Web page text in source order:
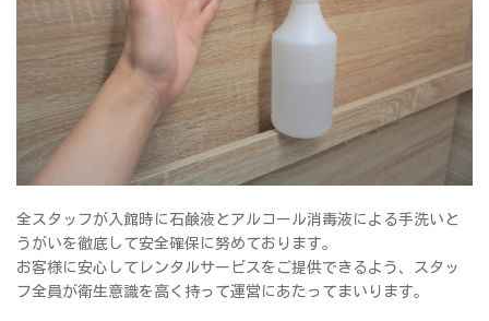
全スタッフが入館時に石鹸液とアルコール消毒液による手洗いと
うがいを徹底して安全確保に努めております。
お客様に安心してレンタルサービスをご提供できるよう、スタッ
フ全員が衛生意識を高く持って運営にあたってまいります。